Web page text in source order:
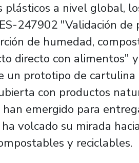
plásticos a nivel global,
247902 "Validación
de humedad,
directo con alimentos"
un prototipo de
con productos
emergido para
volcado su mirada
y reciclables.